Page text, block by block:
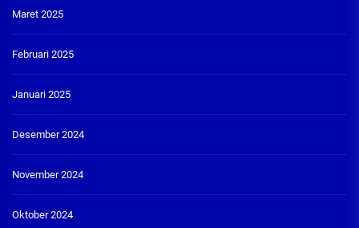
Maret 2025
Februari 2025
Januari 2025
Desember 2024
November 2024
Oktober 2024